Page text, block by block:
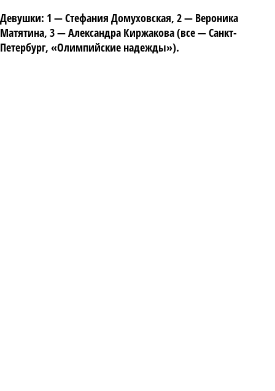
Девушки: 1 —Стефания Домуховская, 2 — Вероника
Матятина, 3 —Александра Киржакова(все — Санкт-
Петербург, «Олимпийские надежды»).